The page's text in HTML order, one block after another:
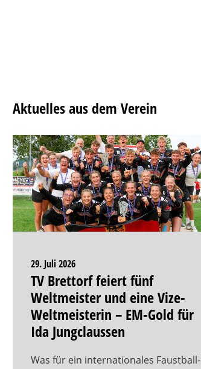
Aktuelles aus dem Verein
29. Juli 2026
TV Brettorf feiert fünf
Weltmeister und eine Vize-
Weltmeisterin – EM-Gold für
Ida Jungclaussen
Was für ein internationales Faustball-